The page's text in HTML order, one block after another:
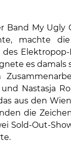
Band My Ugly
machte
es damals
Nastasja
aus den
die
Sold-Out-